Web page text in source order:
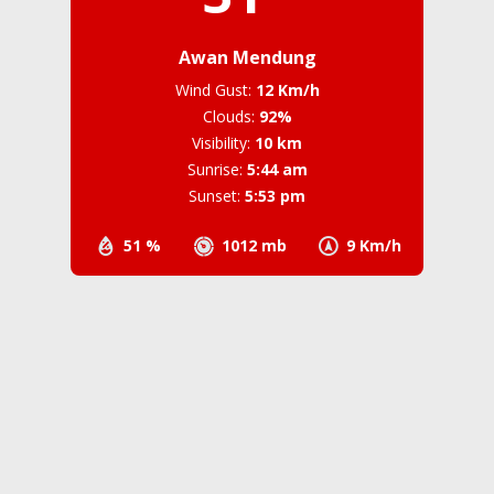
Awan Mendung
51 % 1012 mb 9 Km/h
Wind Gust: 12 Km/h
Clouds: 92%
Visibility: 10 km
Sunrise: 5:44 am
Sunset: 5:53 pm